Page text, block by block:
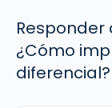
Responder
¿Cómo
diferencial?